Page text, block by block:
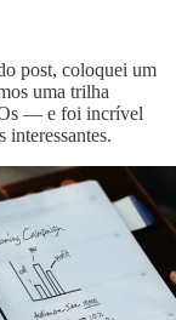
post, coloquei um
uma trilha
— e foi incrível